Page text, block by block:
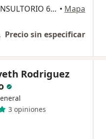
CARRERA 46 # 84 -189 CONSULTORIO 6, Barranquilla • Mapa
Precio sin especificar
Rodriguez
3 opiniones